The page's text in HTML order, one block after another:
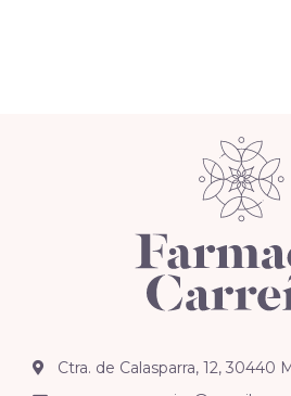
Ctra. de Calasparra, 12, 30440